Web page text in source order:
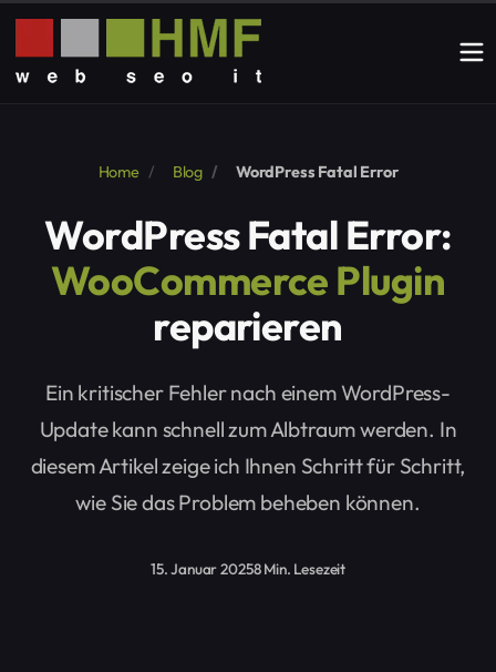
Home Blog WordPress Fatal Error
WordPress Fatal Error:
WooCommerce Plugin
reparieren
Ein kritischer Fehler nach einem WordPress-
Update kann schnell zum Albtraum werden. In
diesem Artikel zeige ich Ihnen Schritt für Schritt,
wie Sie das Problem beheben können.
15. Januar 20258 Min. Lesezeit